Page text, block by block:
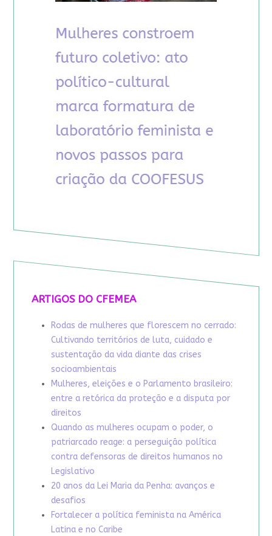
ARTIGOS DO CFEMEA
Rodas de mulheres que florescem no cerrado:
Cultivando territórios de luta, cuidado e
sustentação da vida diante das crises
socioambientais
Mulheres, eleições e o Parlamento brasileiro:
entre a retórica da proteção e a disputa por
direitos
Quando as mulheres ocupam o poder, o
patriarcado reage: a perseguição política
contra defensoras de direitos humanos no
Legislativo
20 anos da Lei Maria da Penha: avanços e
desafios
Fortalecer a política feminista na América
Latina e no Caribe